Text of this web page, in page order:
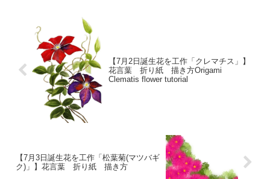
【7月2日誕生花を工作「クレマチス」】
花言葉 折り紙 描き方Origami
Clematis flower tutorial
【7月3日誕生花を工作「松葉菊(マツバギ
ク)」】花言葉 折り紙 描き方